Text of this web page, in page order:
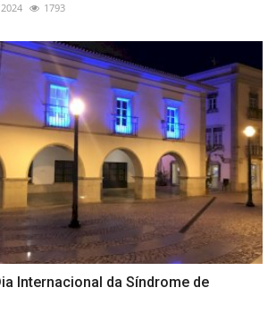
1793
Internacional da Síndrome de